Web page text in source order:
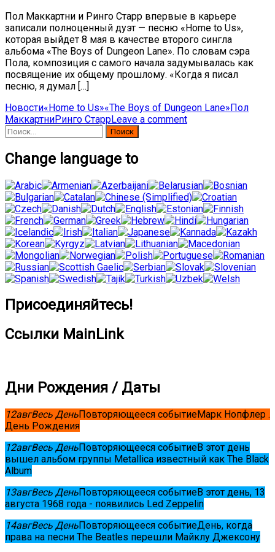
Пол Маккартни и Ринго Старр впервые в карьере
записали полноценный дуэт — песню «Home to Us»,
которая выйдет 8 мая в качестве второго сингла
альбома «The Boys of Dungeon Lane». По словам сэра
Пола, композиция с самого начала задумывалась как
посвящение их общему прошлому. «Когда я писал
песню, я думал […]
Новости«Home to Us»«The Boys of Dungeon Lane»Пол
МаккартниРинго СтаррLeave a comment
Найти:
Change language to
Присоединяйтесь!
Ссылки MainLink
Дни Рождения / Даты
12авгВесь ДеньПовторяющееся событиеМарк Нопфлер .
День Рождения
12авгВесь ДеньПовторяющееся событиеВ этот день
вышел альбом группы Metallica известный как The Black
Album
13авгВесь ДеньПовторяющееся событиеВ этот день, 13
августа 1968 года - появились Led Zeppelin
14авгВесь ДеньПовторяющееся событиеДень, когда
права на песни The Beatles перешли Майклу Джексону